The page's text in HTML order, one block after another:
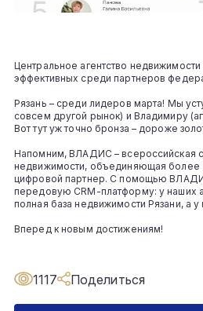
Центральное агентство
эффективных среди партнеров
Рязань – среди лидеров марта! Мы
совсем другой рынок) и Владимиру
Вот тут уж точно бронза – дороже
Напомним, ВЛАДИС – всероссийская
недвижимости, объединяющая более
цифровой партнер. С помощью
передовую СRM-платформу: у наших
полная база недвижимости Рязани, а у
Вперед к новым достижениям!
1117 Поделиться